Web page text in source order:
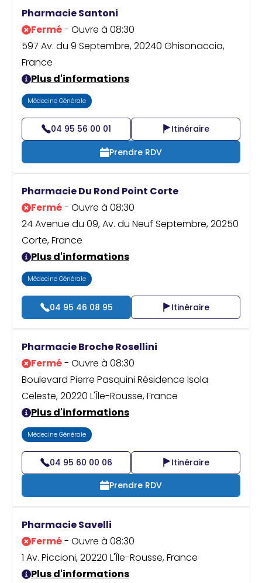
Pharmacie Santoni
Fermé- Ouvre à 08:30
597 Av. du 9 Septembre, 20240 Ghisonaccia,
France
Plus d'informations
Médecine Générale
04 95 56 00 01
Itinéraire
Prendre RDV
Pharmacie Du Rond Point Corte
Fermé- Ouvre à 08:30
24 Avenue du 09, Av. du Neuf Septembre, 20250
Corte, France
Plus d'informations
Médecine Générale
04 95 46 08 95 Itinéraire
Pharmacie Broche Rosellini
Fermé- Ouvre à 08:30
Boulevard Pierre Pasquini Résidence Isola
Celeste, 20220 L'Île-Rousse, France
Plus d'informations
Médecine Générale
04 95 60 00 06
Itinéraire
Prendre RDV
Pharmacie Savelli
Fermé- Ouvre à 08:30
1 Av. Piccioni, 20220 L'Île-Rousse, France
Plus d'informations